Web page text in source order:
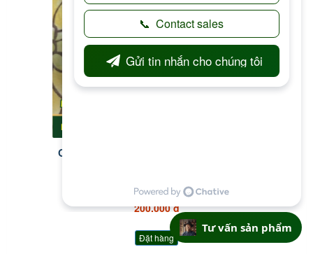
Quả Mắc Nưa - Diospyros mollis - Túi 1kg
200.000 đ
Đặt hàng
Tư vấn sản phẩm